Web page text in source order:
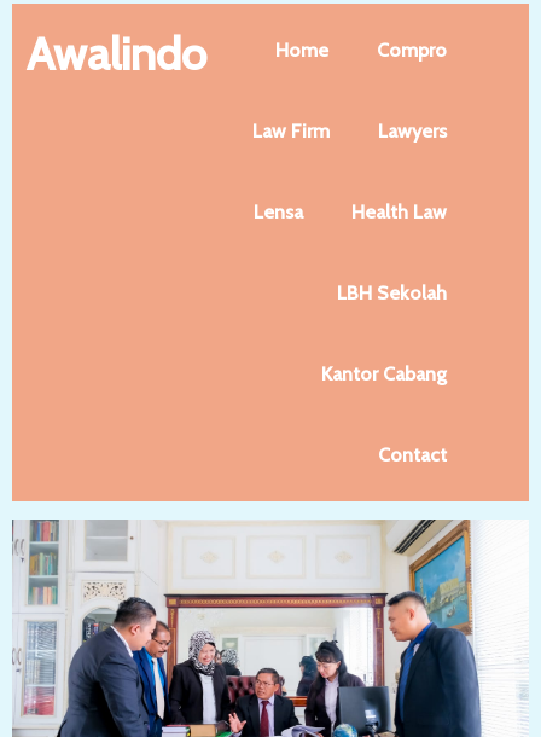
Awalindo Home Compro
Law Firm Lawyers
Lensa Health Law
LBH Sekolah
Kantor Cabang
Contact